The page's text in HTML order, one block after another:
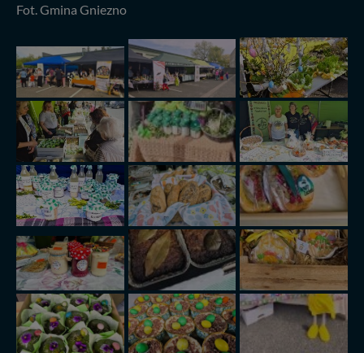
Fot. Gmina Gniezno